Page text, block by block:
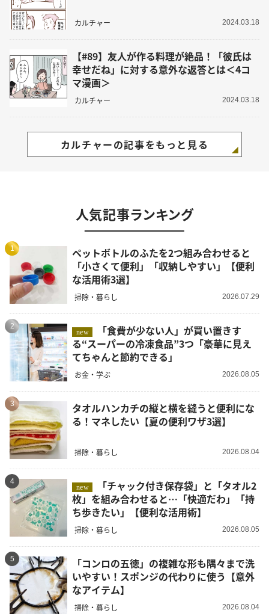
カルチャー 2024.03.18
【#89】友人が作る料理が絶品！「彼氏は
幸せだね」に対する意外な返答とは＜4コ
マ漫画＞
カルチャー 2024.03.18
カルチャーの記事をもっと見る
人気記事ランキング
1
ペットボトルのふたを2つ組み合わせると
「小さくて便利」「収納しやすい」【便利
な活用術3選】
掃除・暮らし 2026.07.29
2
new
る“スーパーの冷凍食品”3つ「豪華に見え
てちゃんと節約できる」
お金・学ぶ 2026.08.05
3
タオルハンカチの縦と横を縫うと便利にな
る！マネしたい【夏の便利ワザ3選】
掃除・暮らし 2026.08.04
4
new
枚」を組み合わせると…「快適だわ」「持
ち歩きたい」【便利な活用術】
掃除・暮らし 2026.08.05
5
「コンロの五徳」の複雑な形も隅々まで洗
いやすい！スポンジの代わりに使う【意外
なアイテム】
掃除・暮らし 2026.08.04